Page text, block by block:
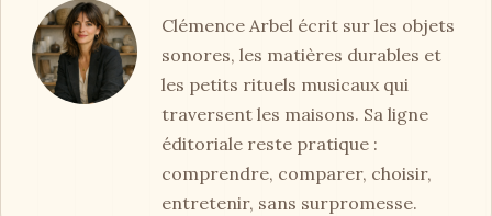
Clémence Arbel écrit sur les objets
sonores, les matières durables et
les petits rituels musicaux qui
traversent les maisons. Sa ligne
éditoriale reste pratique :
comprendre, comparer, choisir,
entretenir, sans surpromesse.